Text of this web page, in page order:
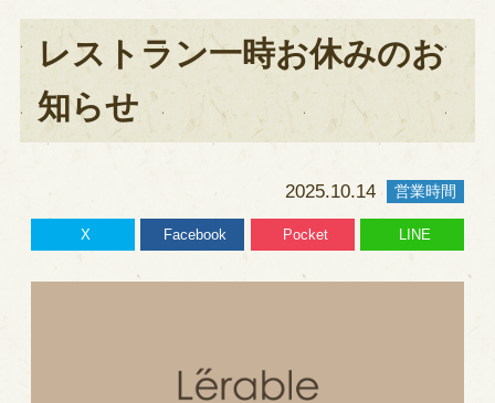
レストラン一時お休みのお
知らせ
2025.10.14 営業時間
X Facebook Pocket LINE